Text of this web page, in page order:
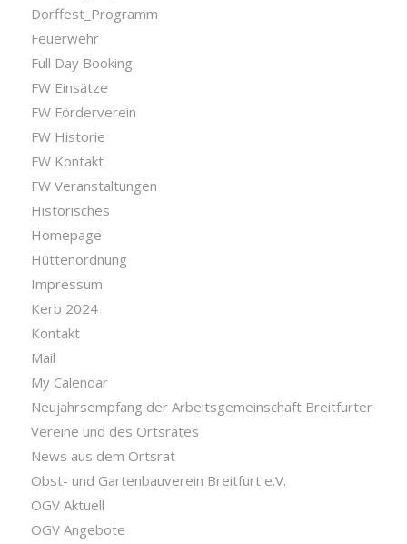
Dorffest_Programm
Feuerwehr
Full Day Booking
FW Einsätze
FW Förderverein
FW Historie
FW Kontakt
FW Veranstaltungen
Historisches
Homepage
Hüttenordnung
Impressum
Kerb 2024
Kontakt
Mail
My Calendar
Neujahrsempfang der Arbeitsgemeinschaft Breitfurter
Vereine und des Ortsrates
News aus dem Ortsrat
Obst- und Gartenbauverein Breitfurt e.V.
OGV Aktuell
OGV Angebote